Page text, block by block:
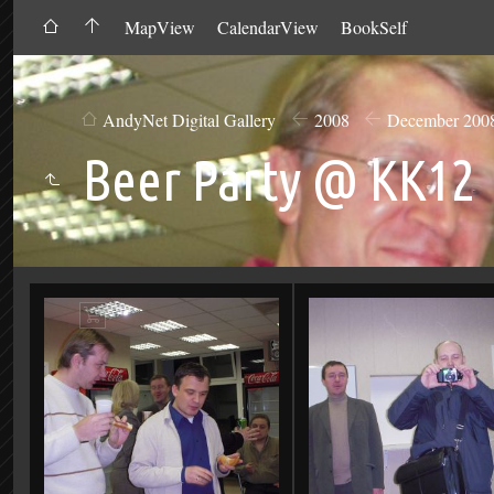
MapView CalendarView BookSelf
AndyNet Digital Gallery 2008 December
Beer Party @ KK12
Add
to
Cart